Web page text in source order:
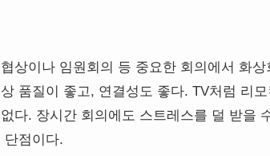
상이나 임원회의 등 중요한 회의에서 화
품질이 좋고, 연결성도 좋다. TV처럼 리
다. 장시간 회의에도 스트레스를 덜 받을
단점이다.